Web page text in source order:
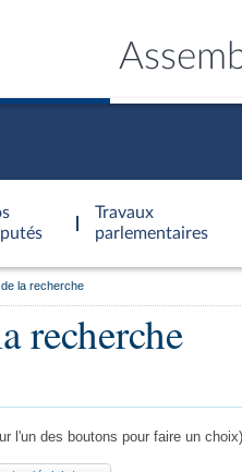
Travaux
parlementaires
la recherche
recherche
l'un des boutons pour faire un choix)